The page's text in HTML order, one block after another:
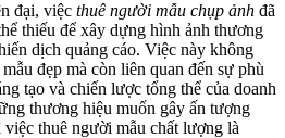
đại, việc thuê người mẫu chụp ảnh đã
thiếu để xây dựng hình ảnh thương
dịch quảng cáo. Việc này không
đẹp mà còn liên quan đến sự phù
tạo và chiến lược tổng thể của doanh
thương hiệu muốn gây ấn tượng
thuê người mẫu chất lượng là